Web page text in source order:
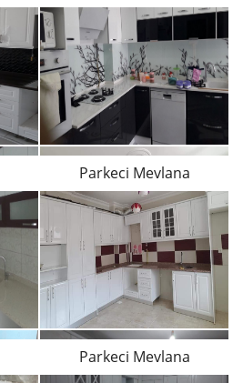
Parkeci Mevlana
Parkeci Mevlana